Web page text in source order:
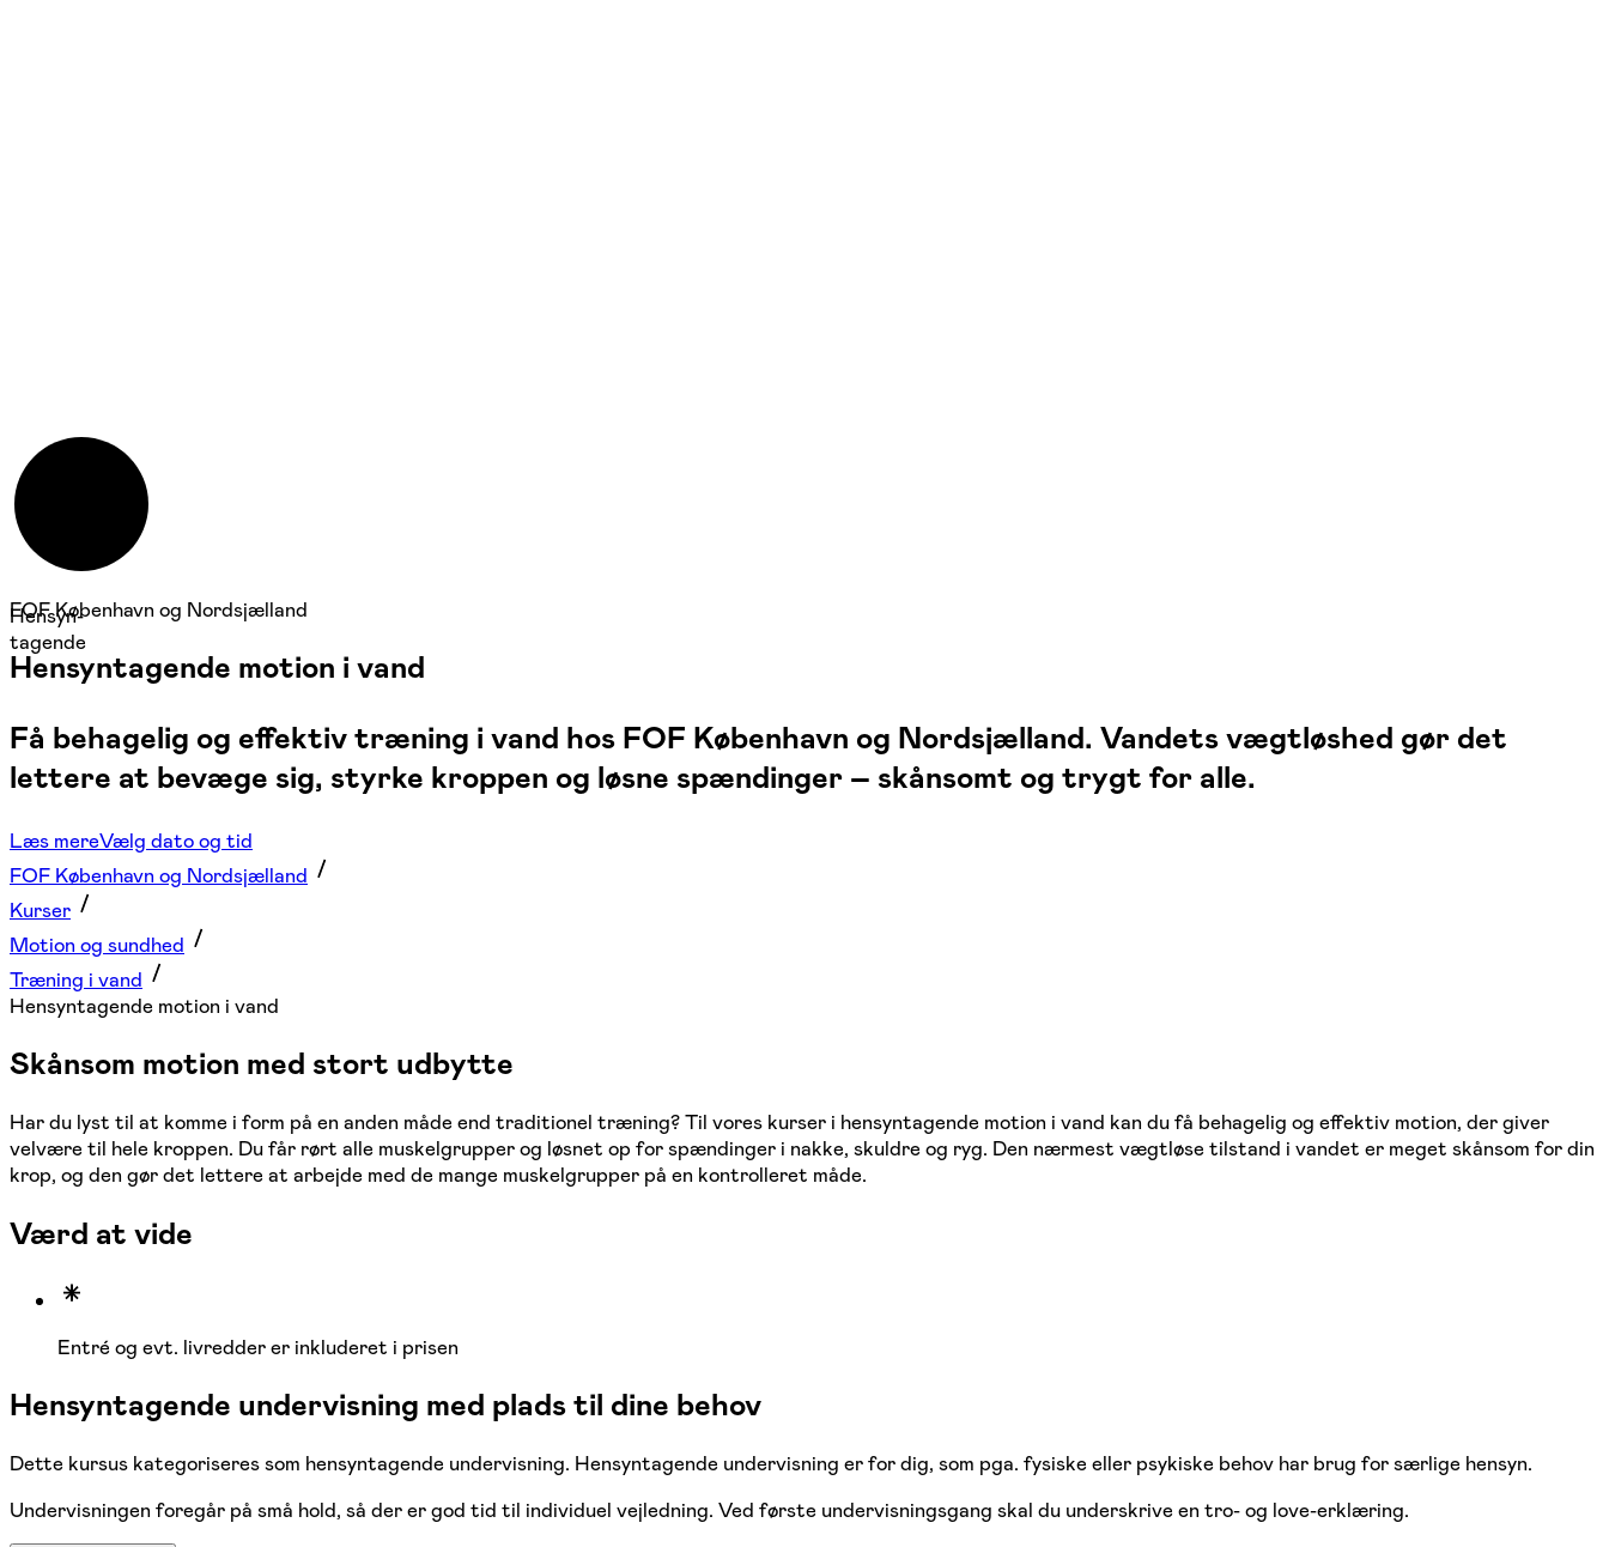
Hensyn-
tagende
FOF København og Nordsjælland
Hensyntagende motion i vand
Få behagelig og effektiv træning i vand hos FOF København og Nordsjælland. Vandets vægtløshed gør det
lettere at bevæge sig, styrke kroppen og løsne spændinger – skånsomt og trygt for alle.
Læs mereVælg dato og tid
FOF København og Nordsjælland
Kurser
Motion og sundhed
Træning i vand
Hensyntagende motion i vand
Skånsom motion med stort udbytte
Har du lyst til at komme i form på en anden måde end traditionel træning? Til vores kurser i hensyntagende motion i vand kan du få behagelig og effektiv motion, der giver
velvære til hele kroppen. Du får rørt alle muskelgrupper og løsnet op for spændinger i nakke, skuldre og ryg. Den nærmest vægtløse tilstand i vandet er meget skånsom for din
krop, og den gør det lettere at arbejde med de mange muskelgrupper på en kontrolleret måde.
Værd at vide
Entré og evt. livredder er inkluderet i prisen
Hensyntagende undervisning med plads til dine behov
Dette kursus kategoriseres som hensyntagende undervisning. Hensyntagende undervisning er for dig, som pga. fysiske eller psykiske behov har brug for særlige hensyn.
Undervisningen foregår på små hold, så der er god tid til individuel vejledning. Ved første undervisningsgang skal du underskrive en tro- og love-erklæring.